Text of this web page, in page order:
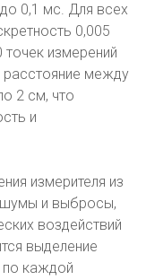
0,1 мс. Для всех
0,005
измерений
между
2 см, что
и
измерителя из
шумы и выбросы,
воздействий
выделение
по каждой